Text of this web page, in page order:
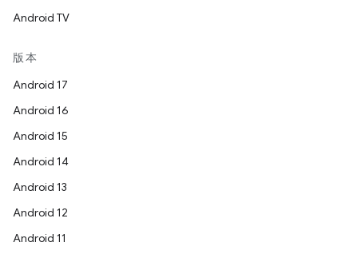
Android TV
版本
Android 17
Android 16
Android 15
Android 14
Android 13
Android 12
Android 11